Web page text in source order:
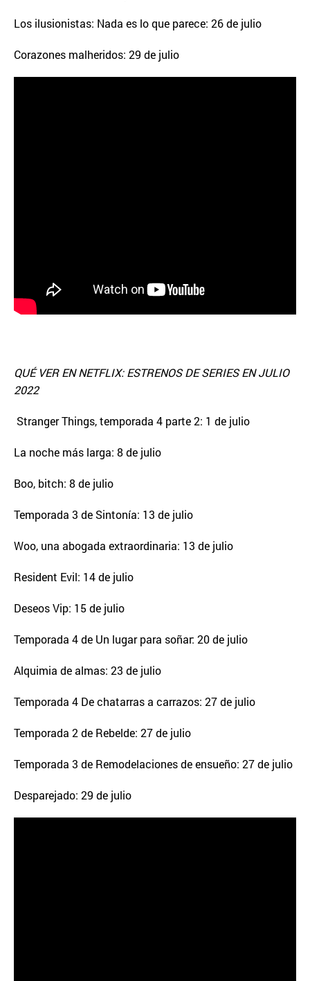
Los ilusionistas: Nada es lo que parece: 26 de julio
Corazones malheridos: 29 de julio
QUÉ VER EN NETFLIX: ESTRENOS DE SERIES EN JULIO
2022
Stranger Things, temporada 4 parte 2: 1 de julio
La noche más larga: 8 de julio
Boo, bitch: 8 de julio
Temporada 3 de Sintonía: 13 de julio
Woo, una abogada extraordinaria: 13 de julio
Resident Evil: 14 de julio
Deseos Vip: 15 de julio
Temporada 4 de Un lugar para soñar: 20 de julio
Alquimia de almas: 23 de julio
Temporada 4 De chatarras a carrazos: 27 de julio
Temporada 2 de Rebelde: 27 de julio
Temporada 3 de Remodelaciones de ensueño: 27 de julio
Desparejado: 29 de julio